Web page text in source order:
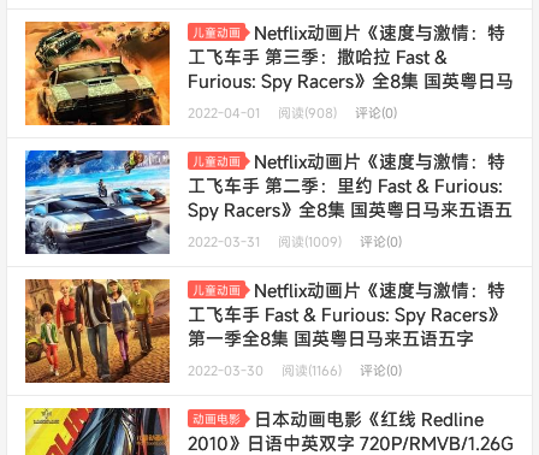
年费会员专享
儿童动画
Netflix动画片《速度与激情：特
工飞车手 第三季：撒哈拉 Fast &
Furious: Spy Racers》全8集 国英粤日马
来五语五字 1080P/MP4/6.76G 动画片特
年费会员专享
2022-04-01 阅读(908) 评论(0)
儿童动画
Netflix动画片《速度与激情：特
工飞车手 第二季：里约 Fast & Furious:
Spy Racers》全8集 国英粤日马来五语五
字 1080P/MP4/6.34G 动画片特工飞车手
年费会员专享
2022-03-31 阅读(1009) 评论(0)
儿童动画
Netflix动画片《速度与激情：特
工飞车手 Fast & Furious: Spy Racers》
第一季全8集 国英粤日马来五语五字
1080P/MP4/6.27G 动画片特工飞车手下
年费会员专享
2022-03-30 阅读(1166) 评论(0)
动画电影
日本动画电影《红线 Redline
2010》日语中英双字 720P/RMVB/1.26G